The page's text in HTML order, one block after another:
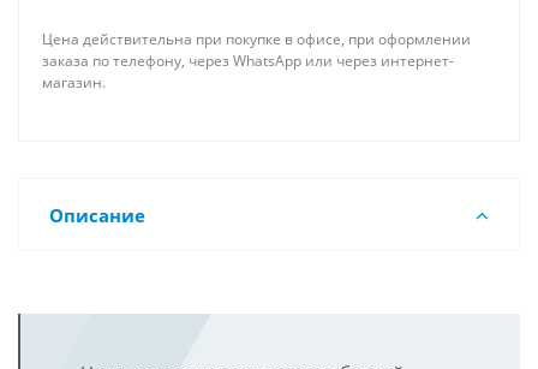
Цена действительна при покупке в офисе, при оформлении
заказа по телефону, через WhatsApp или через интернет-
магазин.
Описание